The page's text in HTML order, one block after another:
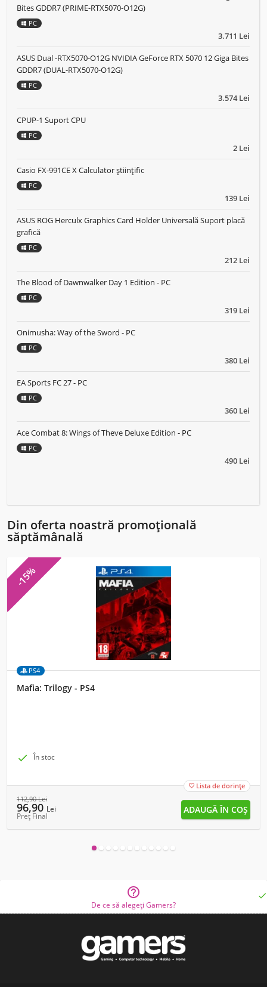
3.711 Lei
Bites GDDR7 (PRIME-RTX5070-O12G)
PC
3.574 Lei
ASUS Dual -RTX5070-O12G NVIDIA GeForce RTX 5070 12 Giga Bites
GDDR7 (DUAL-RTX5070-O12G)
PC
2 Lei
CPUP-1 Suport CPU
PC
139 Lei
Casio FX-991CE X Calculator științific
PC
212 Lei
ASUS ROG Herculx Graphics Card Holder Universală Suport placă
grafică
PC
319 Lei
The Blood of Dawnwalker Day 1 Edition - PC
PC
380 Lei
Onimusha: Way of the Sword - PC
PC
360 Lei
EA Sports FC 27 - PC
PC
490 Lei
Ace Combat 8: Wings of Theve Deluxe Edition - PC
PC
Din oferta noastră promoțională
săptămânală
-15%
PS4
Mafia: Trilogy - PS4
 În stoc
 Lista de dorințe
112,90Lei
96,90 Lei
Preț Final

De ce să alegeți Gamers?
